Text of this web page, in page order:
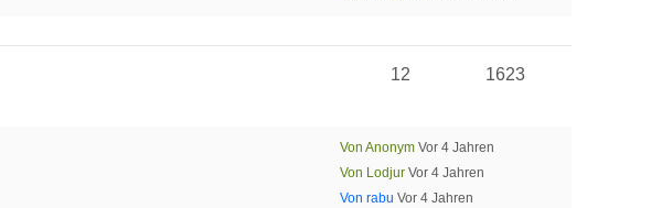
1623
12
Von Anonym Vor 4 Jahren
Von Lodjur Vor 4 Jahren
Von rabu Vor 4 Jahren